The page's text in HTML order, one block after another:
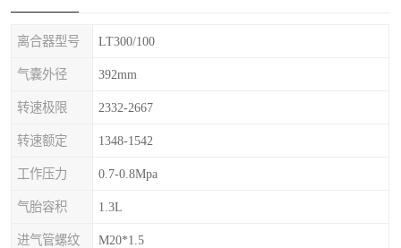
离合器型号 LT300/100
气囊外径 392mm
转速极限 2332-2667
转速额定 1348-1542
工作压力 0.7-0.8Mpa
气胎容积 1.3L
进气管螺纹 M20*1.5